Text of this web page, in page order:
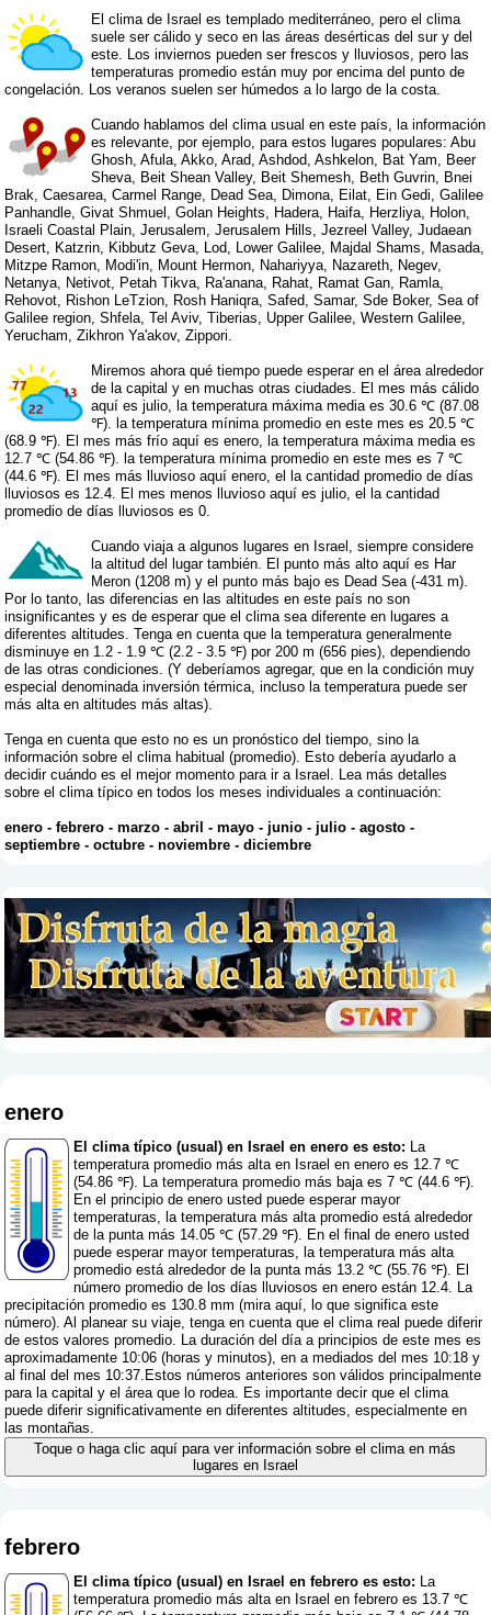
El clima de Israel es templado mediterráneo, pero el clima
suele ser cálido y seco en las áreas desérticas del sur y del
este. Los inviernos pueden ser frescos y lluviosos, pero las
temperaturas promedio están muy por encima del punto de
congelación. Los veranos suelen ser húmedos a lo largo de la costa.
Cuando hablamos del clima usual en este país, la información
es relevante, por ejemplo, para estos lugares populares: Abu
Ghosh, Afula, Akko, Arad, Ashdod, Ashkelon, Bat Yam, Beer
Sheva, Beit Shean Valley, Beit Shemesh, Beth Guvrin, Bnei
Brak, Caesarea, Carmel Range, Dead Sea, Dimona, Eilat, Ein Gedi, Galilee
Panhandle, Givat Shmuel, Golan Heights, Hadera, Haifa, Herzliya, Holon,
Israeli Coastal Plain, Jerusalem, Jerusalem Hills, Jezreel Valley, Judaean
Desert, Katzrin, Kibbutz Geva, Lod, Lower Galilee, Majdal Shams, Masada,
Mitzpe Ramon, Modi'in, Mount Hermon, Nahariyya, Nazareth, Negev,
Netanya, Netivot, Petah Tikva, Ra'anana, Rahat, Ramat Gan, Ramla,
Rehovot, Rishon LeTzion, Rosh Haniqra, Safed, Samar, Sde Boker, Sea of
Galilee region, Shfela, Tel Aviv, Tiberias, Upper Galilee, Western Galilee,
Yerucham, Zikhron Ya'akov, Zippori.
Miremos ahora qué tiempo puede esperar en el área alrededor
de la capital y en muchas otras ciudades. El mes más cálido
aquí es julio, la temperatura máxima media es 30.6 ℃ (87.08
℉). la temperatura mínima promedio en este mes es 20.5 ℃
(68.9 ℉). El mes más frío aquí es enero, la temperatura máxima media es
12.7 ℃ (54.86 ℉). la temperatura mínima promedio en este mes es 7 ℃
(44.6 ℉). El mes más lluvioso aquí enero, el la cantidad promedio de días
lluviosos es 12.4. El mes menos lluvioso aquí es julio, el la cantidad
promedio de días lluviosos es 0.
Cuando viaja a algunos lugares en Israel, siempre considere
la altitud del lugar también. El punto más alto aquí es Har
Meron (1208 m) y el punto más bajo es Dead Sea (-431 m).
Por lo tanto, las diferencias en las altitudes en este país no son
insignificantes y es de esperar que el clima sea diferente en lugares a
diferentes altitudes. Tenga en cuenta que la temperatura generalmente
disminuye en 1.2 - 1.9 ℃ (2.2 - 3.5 ℉) por 200 m (656 pies), dependiendo
de las otras condiciones. (Y deberíamos agregar, que en la condición muy
especial denominada inversión térmica, incluso la temperatura puede ser
más alta en altitudes más altas).
Tenga en cuenta que esto no es un pronóstico del tiempo, sino la
información sobre el clima habitual (promedio). Esto debería ayudarlo a
decidir cuándo es el mejor momento para ir a Israel. Lea más detalles
sobre el clima típico en todos los meses individuales a continuación:
enero -febrero -marzo -abril -mayo - junio - julio -agosto -
septiembre -octubre -noviembre -diciembre
enero
El clima típico (usual) en Israel en enero es esto: La
temperatura promedio más alta en Israel en enero es 12.7 ℃
(54.86 ℉). La temperatura promedio más baja es 7 ℃ (44.6 ℉).
En el principio de enero usted puede esperar mayor
temperaturas, la temperatura más alta promedio está alrededor
de la punta más 14.05 ℃ (57.29 ℉). En el final de enero usted
puede esperar mayor temperaturas, la temperatura más alta
promedio está alrededor de la punta más 13.2 ℃ (55.76 ℉). El
número promedio de los días lluviosos en enero están 12.4. La
precipitación promedio es 130.8 mm (mira aquí, lo que significa este
número). Al planear su viaje, tenga en cuenta que el clima real puede diferir
de estos valores promedio. La duración del día a principios de este mes es
aproximadamente 10:06 (horas y minutos), en a mediados del mes 10:18 y
al final del mes 10:37.Estos números anteriores son válidos principalmente
para la capital y el área que lo rodea. Es importante decir que el clima
puede diferir significativamente en diferentes altitudes, especialmente en
las montañas.
Toque o haga clic aquí para ver información sobre el clima en más
lugares en Israel
febrero
El clima típico (usual) en Israel en febrero es esto: La
temperatura promedio más alta en Israel en febrero es 13.7 ℃